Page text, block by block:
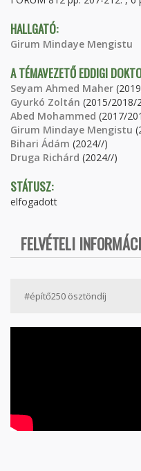
HALLGATÓ:
Girum Mindaye Mengistu
A TÉMAVEZETŐ EDDIGI
Seyam Ahmed Maher
Gyurkó Zoltán (2015/2018/
Abed Mohammed (2017/
Girum Mindaye Mengistu
Bihari Ádám (2024//)
Druga Richárd (2024//)
STÁTUSZ:
elfogadott
FELVÉTELI
#építő250 ösztöndíj